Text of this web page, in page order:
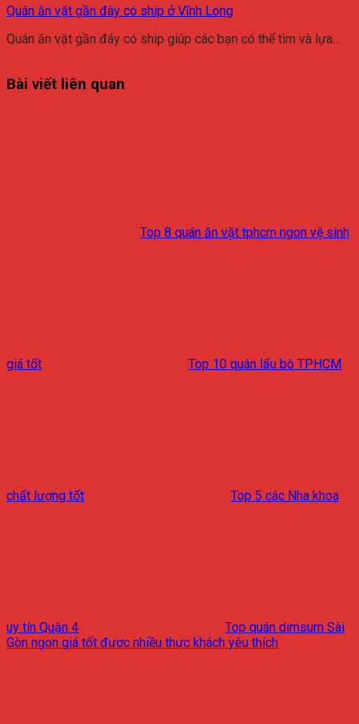
Quán ăn vặt gần đây có ship ở Vĩnh Long
Quán ăn vặt gần đây có ship giúp các bạn có thể tìm và lựa…
Bài viết liên quan
Top 8 quán ăn vặt tphcm ngon vệ sinh
giá tốt Top 10 quán lẩu bò TPHCM
chất lượng tốt Top 5 các Nha khoa
uy tín Quận 4
Top quán dimsum Sài
Gòn ngon giá tốt được nhiều thực khách yêu thích